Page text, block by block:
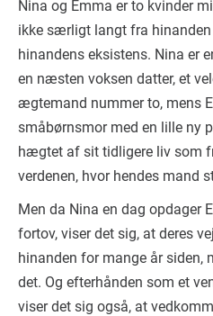
Nina og Emma er to kvinder
ikke særligt langt fra hinanden
hinandens eksistens. Nina er
en næsten voksen datter, et
ægtemand nummer to, mens
småbørnsmor med en lille ny
hægtet af sit tidligere liv som
verdenen, hvor hendes mand
Men da Nina en dag opdager
fortov, viser det sig, at deres
hinanden for mange år siden,
det. Og efterhånden som et
viser det sig også, at